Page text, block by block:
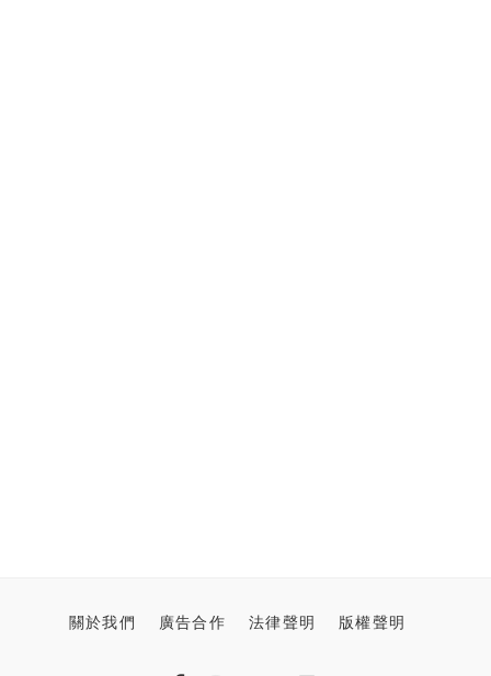
關於我們 廣告合作 法律聲明 版權聲明